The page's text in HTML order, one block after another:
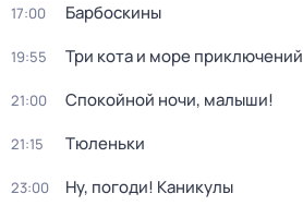
17:00 Барбоскины
19:55 Три кота и море приключений
21:00 Спокойной ночи, малыши!
21:15 Тюленьки
23:00 Ну, погоди! Каникулы